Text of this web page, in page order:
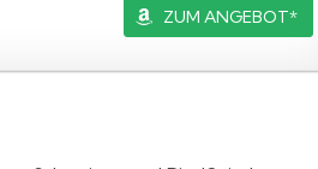
ZUM ANGEBOT*